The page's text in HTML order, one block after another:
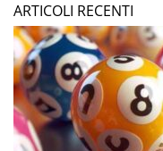
ARTICOLI RECENTI